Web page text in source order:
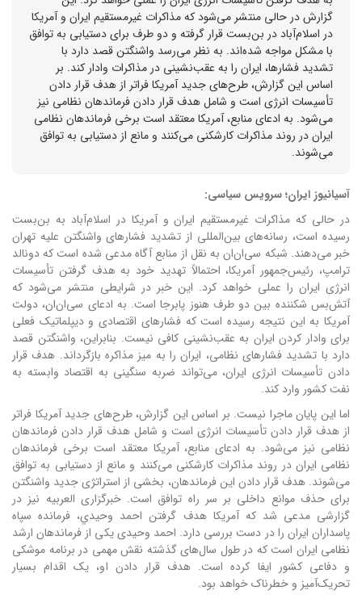
گزارش در حالی منتشر می‌شود که مذاکرات غیرمستقیم ایران و آمریکا
در اسلام‌آباد در بن‌بست قرار گرفته و دو طرف برای دستیابی به توافق
با مشکل مواجه شده‌اند. به نظر می‌رسد واشنگتن قصد دارد با
تشدید فشارها، ایران را به عقب‌نشینی در مذاکرات وادار کند. بر
اساس این گزارش، طرح‌های جدید آمریکا فراتر از هدف قرار دادن
تأسیسات انرژی است و شامل هدف قرار دادن فرماندهان نظامی نیز
می‌شود. به ادعای منابع، آمریکا معتقد است برخی فرماندهان نظامی
ایران در روند مذاکرات کارشکنی می‌کنند و مانع از دستیابی به توافق
می‌شوند.
آسیانیوز ایران؛ سرویس سیاسی:
در حالی که مذاکرات غیرمستقیم ایران و آمریکا در اسلام‌آباد به بن‌بست
رسیده است، رسانه‌های بین‌المللی از تشدید فشارهای واشنگتن علیه تهران
خبر می‌دهند. شبکه سی‌ان‌ان به نقل از منابع آگاه مدعی شده است که دونالد
ترامپ، رئیس‌جمهور آمریکا، احتمالاً تهدید خود به هدف گرفتن تأسیسات
انرژی ایران را عملی خواهد کرد. این خبر در شرایطی منتشر می‌شود که
آتش‌بس شکننده بین دو طرف هنوز پابرجا است. به ادعای سی‌ان‌ان، دولت
آمریکا به این نتیجه رسیده است که فشارهای اقتصادی و دیپلماتیک فعلی
برای وادار کردن ایران به عقب‌نشینی کافی نیست. بنابراین، واشنگتن قصد
دارد با تشدید فشارهای نظامی، ایران را به میز مذاکره بازگرداند. هدف قرار
دادن تأسیسات انرژی ایران، می‌تواند ضربه سنگینی به اقتصاد وابسته به
نفت کشور وارد کند.
اما این پایان ماجرا نیست. بر اساس این گزارش، طرح‌های جدید آمریکا فراتر
از هدف قرار دادن تأسیسات انرژی است و شامل هدف قرار دادن فرماندهان
نظامی نیز می‌شود. به ادعای منابع، آمریکا معتقد است برخی فرماندهان
نظامی ایران در روند مذاکرات کارشکنی می‌کنند و مانع از دستیابی به توافق
می‌شوند. هدف قرار دادن این فرماندهان، بخشی از استراتژی جدید واشنگتن
برای حذف موانع داخلی بر سر راه توافق است. خبرگزاری العربیه نیز در
گزارشی مدعی شد که آمریکا هدف گرفتن احمد وحیدي، فرمانده سپاه
پاسداران ایران را در دست بررسی دارد. احمد وحیدی یکی از فرماندهان ارشد
نظامی ایران است که در طول سال‌های گذشته نقش مهمی در برنامه موشکی
و دفاعی کشور ایفا کرده است. هدف قرار دادن او، یک اقدام بسیار
تحریک‌آمیز و خطرناک خواهد بود.